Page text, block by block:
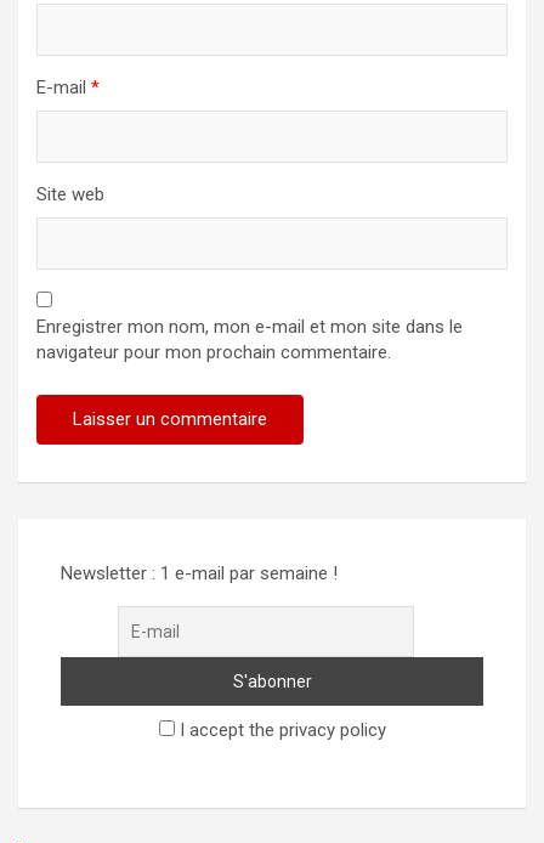
E-mail *
Site web
Enregistrer mon nom, mon e-mail et mon site dans le
navigateur pour mon prochain commentaire.
Newsletter : 1 e-mail par semaine !
I accept the privacy policy